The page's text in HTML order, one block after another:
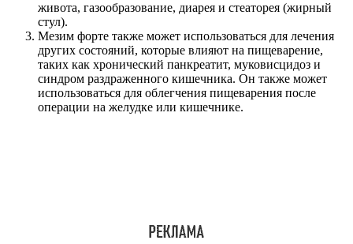
живота, газообразование, диарея и стеаторея (жирный
стул).
Мезим форте также может использоваться для лечения
других состояний, которые влияют на пищеварение,
таких как хронический панкреатит, муковисцидоз и
синдром раздраженного кишечника. Он также может
использоваться для облегчения пищеварения после
операции на желудке или кишечнике.